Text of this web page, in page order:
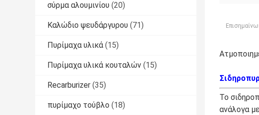
σύρμα αλουμινίου (20)
Καλώδιο ψευδάργυρου (71)
Πυρίμαχα υλικά (15)
Πυρίμαχα υλικά κουταλών (15)
Recarburizer (35)
πυρίμαχο τούβλο (18)
Επισημαίνω:
Το
ανάλογα